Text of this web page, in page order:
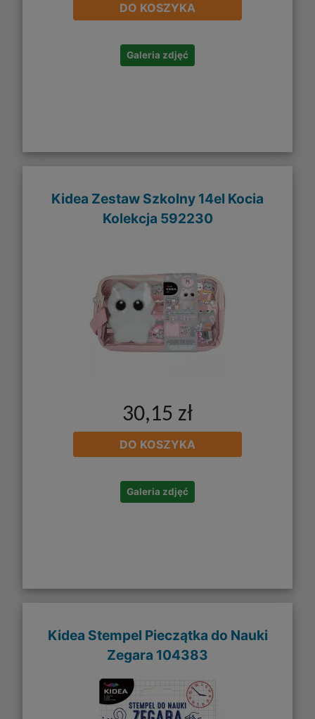
DO KOSZYKA
Galeria zdjęć
Kidea Zestaw Szkolny 14el Kocia
Kolekcja 592230
30,15 zł
DO KOSZYKA
Galeria zdjęć
Kidea Stempel Pieczątka do Nauki
Zegara 104383